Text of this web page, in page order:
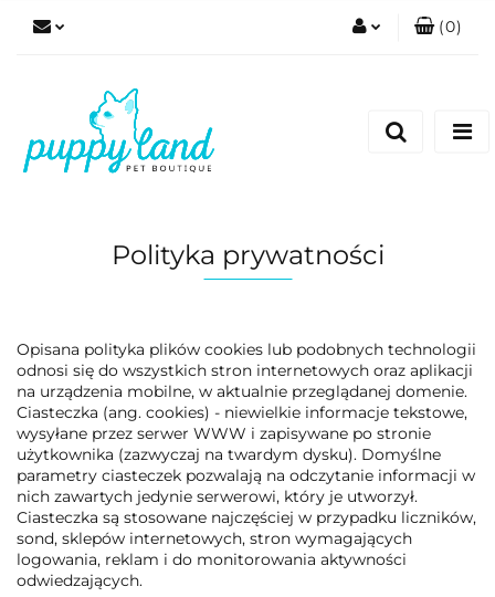
(0)
Polityka prywatności
Opisana polityka plików cookies lub podobnych technologii
odnosi się do wszystkich stron internetowych oraz aplikacji
na urządzenia mobilne, w aktualnie przeglądanej domenie.
Ciasteczka (ang. cookies) - niewielkie informacje tekstowe,
wysyłane przez serwer WWW i zapisywane po stronie
użytkownika (zazwyczaj na twardym dysku). Domyślne
parametry ciasteczek pozwalają na odczytanie informacji w
nich zawartych jedynie serwerowi, który je utworzył.
Ciasteczka są stosowane najczęściej w przypadku liczników,
sond, sklepów internetowych, stron wymagających
logowania, reklam i do monitorowania aktywności
odwiedzających.